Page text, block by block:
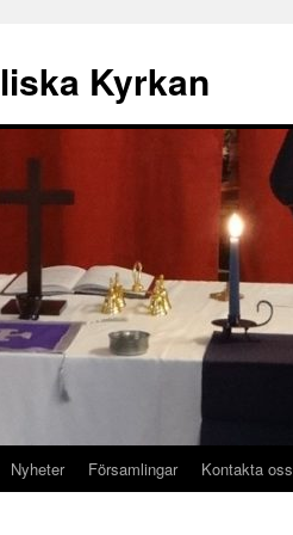
Kyrkan
Nyheter Församlingar Kontakta oss